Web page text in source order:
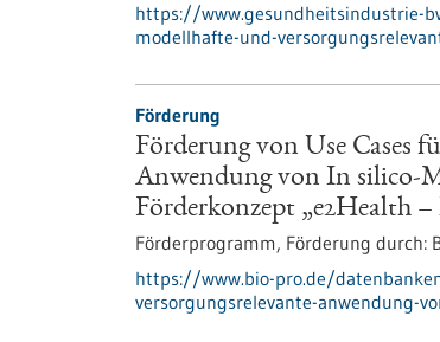
https://www.gesundheitsindustrie-
modellhafte-und-
Förderung
Förderung von Use Cases
Anwendung von In silico-
Förderkonzept „e2Health
Förderprogramm, Förderung durch:
https://www.bio-pro.de/
versorgungsrelevante-anwendung-